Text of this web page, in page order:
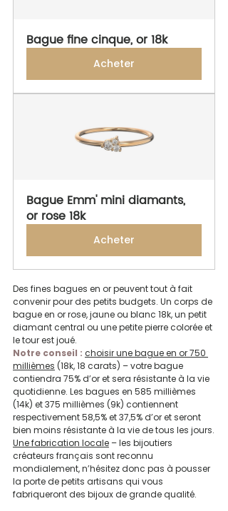
Bague fine cinque, or 18k
Acheter
Bague Emm' mini diamants,
or rose 18k
Acheter
Des fines bagues en or peuvent tout à fait
convenir pour des petits budgets. Un corps de
bague en or rose, jaune ou blanc 18k, un petit
diamant central ou une petite pierre colorée et
le tour est joué.
Notre conseil : choisir une bague en or 750
millièmes (18k, 18 carats) – votre bague
contiendra 75% d’or et sera résistante à la vie
quotidienne. Les bagues en 585 millièmes
(14k) et 375 millièmes (9k) contiennent
respectivement 58,5% et 37,5% d’or et seront
bien moins résistante à la vie de tous les jours.
Une fabrication locale – les bijoutiers
créateurs français sont reconnu
mondialement, n’hésitez donc pas à pousser
la porte de petits artisans qui vous
fabriqueront des bijoux de grande qualité.